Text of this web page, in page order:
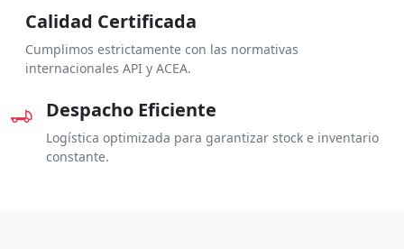
Calidad Certificada
Cumplimos estrictamente con las normativas
internacionales API y ACEA.
Despacho Eficiente
Logística optimizada para garantizar stock e inventario
constante.